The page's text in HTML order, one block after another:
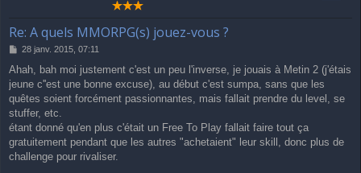
Re: A quels MMORPG(s) jouez-vous ?
M
s
s
a
28 janv. 2015, 07:11
Ahah, bah moi justement c'est un peu l'inverse, je jouais à Metin 2 (j'étais
jeune c''est une bonne excuse), au début c'est sumpa, sans que les
quêtes soient forcément passionnantes, mais fallait prendre du level, se
stuffer, etc.
étant donné qu'en plus c'était un Free To Play fallait faire tout ça
gratuitement pendant que les autres "achetaient" leur skill, donc plus de
challenge pour rivaliser.